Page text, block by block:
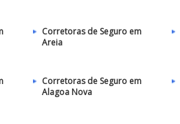
Corretoras de Seguro em
Areia
Corretoras de Seguro em
Alagoa Nova